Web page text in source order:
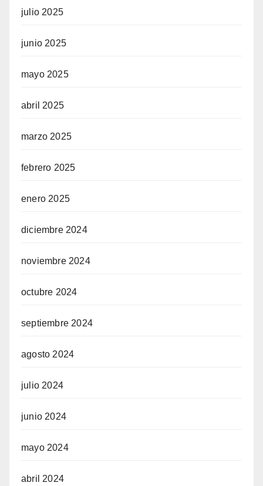
julio 2025
junio 2025
mayo 2025
abril 2025
marzo 2025
febrero 2025
enero 2025
diciembre 2024
noviembre 2024
octubre 2024
septiembre 2024
agosto 2024
julio 2024
junio 2024
mayo 2024
abril 2024